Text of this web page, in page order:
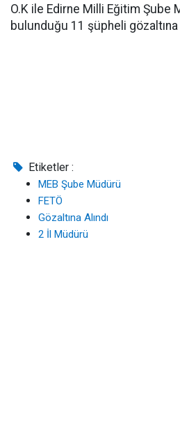
O.K ile Edirne Milli Eğitim Şube
bulunduğu 11 şüpheli gözaltına
Etiketler :
MEB Şube Müdürü
FETÖ
Gözaltına Alındı
2 İl Müdürü